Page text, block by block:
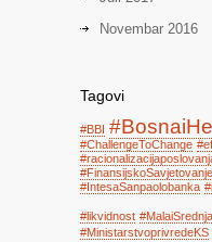
Novembar 2016
Tagovi
#BBI
#ChallengeToChange
#FinansijskoSavjetovanje
#IntesaSanpaolobanka
#likvidnost
#MinistarstvoprivredeKS